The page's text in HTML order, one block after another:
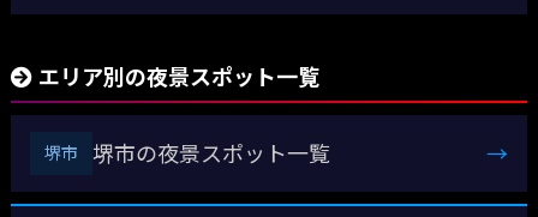
エリア別の夜景スポット一覧
堺市 堺市の夜景スポット一覧 →